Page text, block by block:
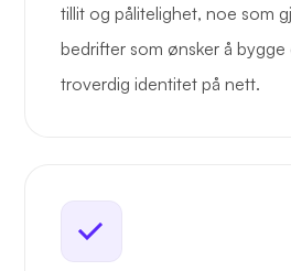
tillit og pålitelighet, noe som
bedrifter som ønsker å bygge
troverdig identitet på nett.